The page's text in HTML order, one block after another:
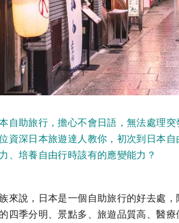
自助旅行，擔心不會日語，無法處理
資深日本旅遊達人教你，初次到日本
、培養自由行時該有的應變能力？
來說，日本是一個自助旅行的好去處
四季分明、景點多、旅遊品質高、醫療